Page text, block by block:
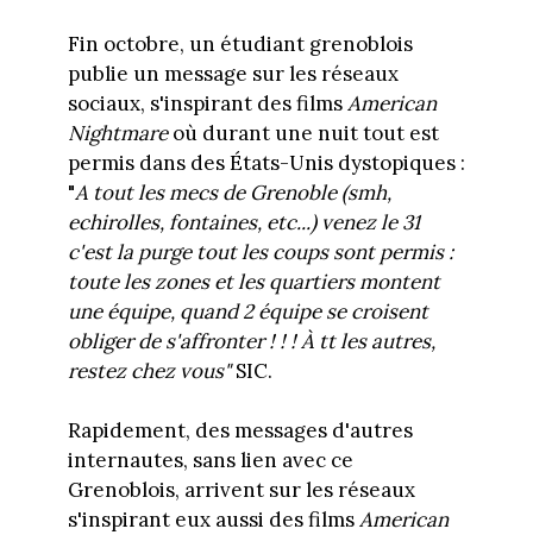
Fin octobre, un étudiant grenoblois
publie un message sur les réseaux
sociaux, s'inspirant des filmsAmerican
Nightmareoù durant une nuit tout est
permis dans des États-Unis dystopiques :
"A tout les mecs de Grenoble (smh,
echirolles, fontaines, etc...) venez le 31
c'est la purge tout les coups sont permis :
toute les zones et les quartiers montent
une équipe, quand 2 équipe se croisent
obliger de s'affronter ! ! ! À tt les autres,
restez chez vous"SIC.
Rapidement, des messages d'autres
internautes, sans lien avec ce
Grenoblois, arrivent sur les réseaux
s'inspirant eux aussi des filmsAmerican